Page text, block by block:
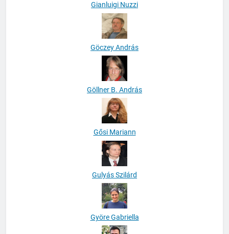
Gianluigi Nuzzi
Göczey András
Göllner B. András
Gősi Mariann
Gulyás Szilárd
Györe Gabriella